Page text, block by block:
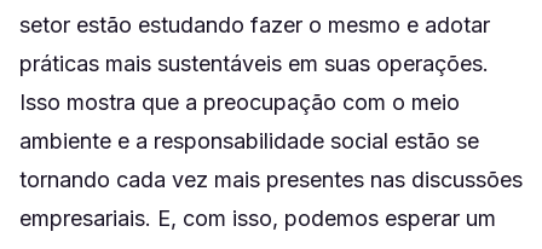
setor estão estudando fazer o mesmo e adotar
práticas mais sustentáveis em suas operações.
Isso mostra que a preocupação com o meio
ambiente e a responsabilidade social estão se
tornando cada vez mais presentes nas discussões
empresariais. E, com isso, podemos esperar um